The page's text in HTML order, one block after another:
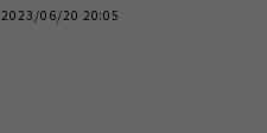
2023/06/20 20:05